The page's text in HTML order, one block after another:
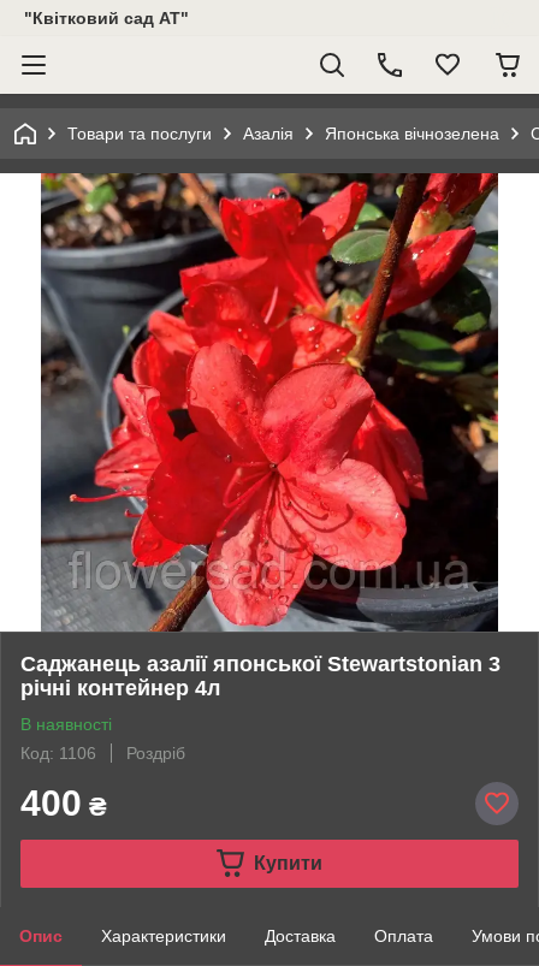
"Квітковий сад АТ"
Товари та послуги Азалія Японська вічнозелена
Саджанець азалії японської Stewartstonian 3
річні контейнер 4л
В наявності
Код: 1106
Роздріб
400 ₴
Купити
Опис Характеристики Доставка Оплата Умови